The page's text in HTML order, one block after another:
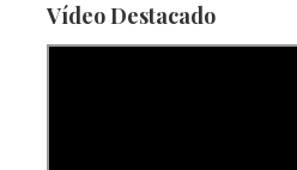
Vídeo Destacado